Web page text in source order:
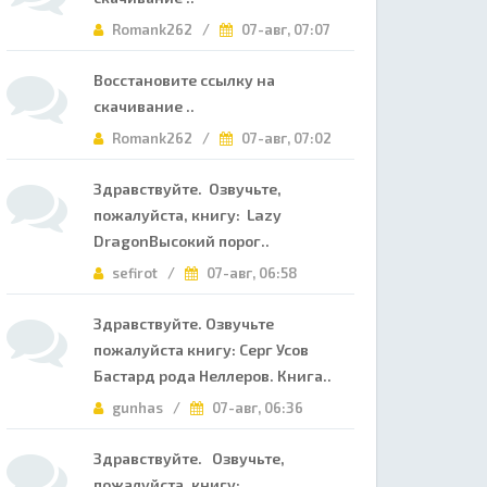
Romank262 / 07-авг, 07:07
Восстановите ссылку на
скачивание ..
Romank262 / 07-авг, 07:02
Здравствуйте. Озвучьте,
пожалуйста, книгу: Lazy
DragonВысокий порог..
sefirot / 07-авг, 06:58
Здравствуйте. Озвучьте
пожалуйста книгу: Серг Усов
Бастард рода Неллеров. Книга..
gunhas / 07-авг, 06:36
Здравствуйте. Озвучьте,